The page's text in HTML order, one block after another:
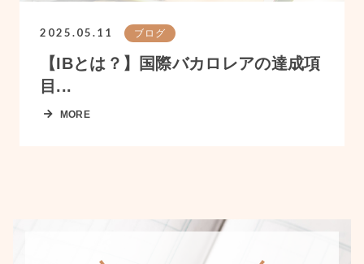
2025.05.11 ブログ
【IBとは？】国際バカロレアの達成項
目...
MORE